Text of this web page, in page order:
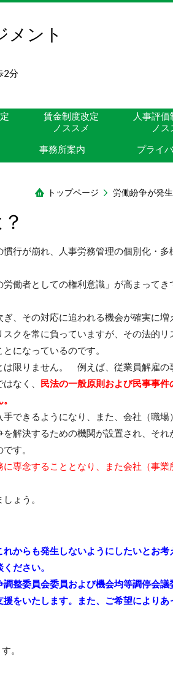
メント
2分
賃金制度改定
ノススメ
人事評
ノス
事務所案内 プライ
トップページ 労働紛争が発
行が崩れ、人事労務管理の個別化・多
働者としての権利意識」が高まってき
、その対応に追われる機会が確実に増
クを常に負っていますが、その法的リ
になっているのです。
限りません。 例えば、従業員解雇の
なく、 民法の一般原則および民事事件
できるようになり、また、会社（職場
解決するための機関が設置され、それ
す。
専念することとなり、また会社（事業
ょう。
からも発生しないようにしたいとお考
ださい。
整委員会委員および機会均等調停会議
をいたします。また、ご希望によりあ
。